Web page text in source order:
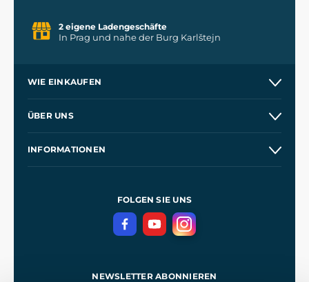
2 eigene Ladengeschäfte
In Prag und nahe der Burg Karlštejn
WIE EINKAUFEN
Kontakt
ÜBER UNS
INFORMATIONEN
DatenschutzerklärungFOLGEN SIE UNS
NEWSLETTER ABONNIEREN